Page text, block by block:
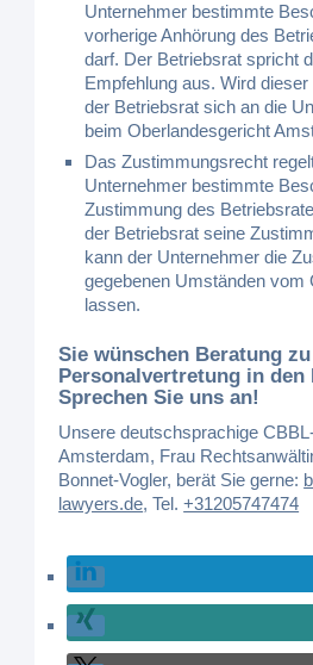
Unternehmer bestimmte
vorherige Anhörung des
darf. Der Betriebsrat spricht
Empfehlung aus. Wird
der Betriebsrat sich an die
beim Oberlandesgericht
Das Zustimmungsrecht
Unternehmer bestimmte
Zustimmung des
der Betriebsrat seine
kann der Unternehmer die
gegebenen Umständen vom
lassen.
Sie wünschen Beratung
Personalvertretung in den
Sprechen Sie uns an!
Unsere deutschsprachige
Amsterdam, Frau
Bonnet-Vogler, berät Sie gerne:
lawyers.de,Tel.+31205747474